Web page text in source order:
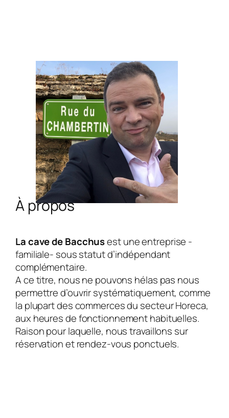
À propos
La cave de Bacchusest une entreprise -
familiale- sous statut d’indépendant
complémentaire.
A ce titre, nous ne pouvons hélas pas nous
permettre d’ouvrir systématiquement, comme
la plupart des commerces du secteur Horeca,
aux heures de fonctionnement habituelles.
Raison pour laquelle, nous travaillons sur
réservation et rendez-vous ponctuels.